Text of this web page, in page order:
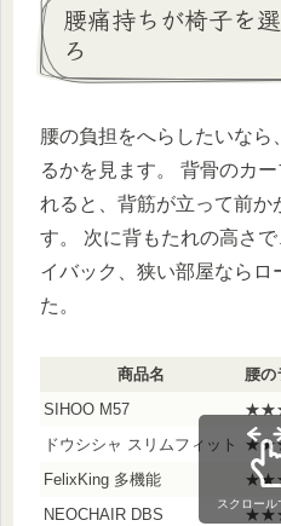
腰痛持ちが椅子を
ろ
腰の負担をへらしたいなら
るかを見ます。 背骨のカ
れると、背筋が立って前か
す。 次に背もたれの高さ
イバック、狭い部屋ならロ
た。
商品名 腰の
SIHOO M57
ドウシシャ スリムフィット
FelixKing 多機能
NEOCHAIR DBS
スクロール